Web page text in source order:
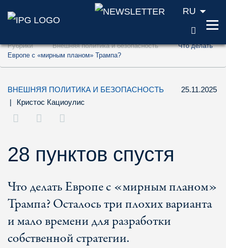
Перейти к содержанию (ключ доступа
Перейти к поиску (ключ доступа '2')
RU
Рубрики Внешняя политика и безопасность
Что делать
Европе с «мирным планом» Трампа?
ВНЕШНЯЯ ПОЛИТИКА И БЕЗОПАСНОСТЬ
25.11.2025
|
Кристос Кациоулис
28 пунктов спустя
Что делать Европе с «мирным планом»
Трампа? Осталось три плохих варианта
и мало времени для разработки
собственной стратегии.